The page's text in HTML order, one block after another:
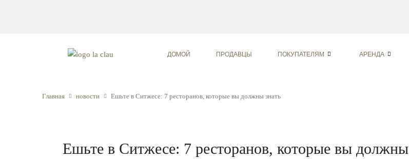
ДОМОЙ ПРОДАВЦЫ ПОКУПАТЕЛЯМ АРЕНДА
Главная новости Ешьте в Ситжесе: 7 ресторанов, которые вы должны знать
Ешьте в Ситжесе: 7 ресторанов, которые вы должны